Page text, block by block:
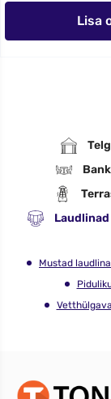
Lisa
Laudlinad
Mustad